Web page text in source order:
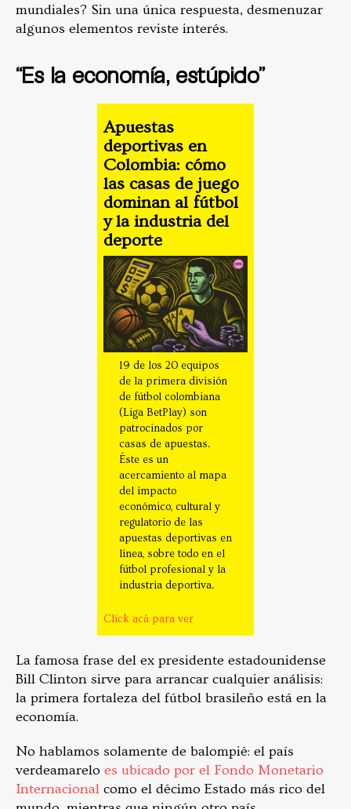
mundiales? Sin una única respuesta, desmenuzar
algunos elementos reviste interés.
“Es la economía, estúpido”
Apuestas
deportivas en
Colombia: cómo
las casas de juego
dominan al fútbol
y la industria del
deporte
19 de los 20 equipos
de la primera división
de fútbol colombiana
(Liga BetPlay) son
patrocinados por
casas de apuestas.
Éste es un
acercamiento al mapa
del impacto
económico, cultural y
regulatorio de las
apuestas deportivas en
línea, sobre todo en el
fútbol profesional y la
industria deportiva.
Click acá para ver
La famosa frase del ex presidente estadounidense
Bill Clinton sirve para arrancar cualquier análisis:
la primera fortaleza del fútbol brasileño está en la
economía.
No hablamos solamente de balompié: el país
verdeamarelo es ubicado por el Fondo Monetario
Internacional como el décimo Estado más rico del